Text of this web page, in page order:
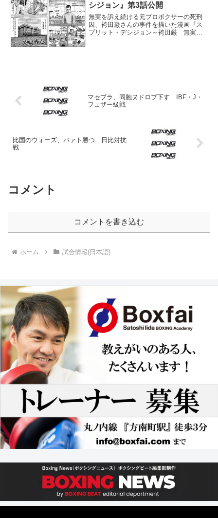
シジョン』第3話公開
無実を訴え続ける元プロボクサーの死刑
囚、袴田巌さんの事件を描いた漫画『ス
プリット・デシジョン～袴田厳 無実の
マセブラ、同胞ヌドロブ下す IBF・J・
フェザー級戦
比国のウォーズ、バァト勝つ 日比対抗
戦
コメント
コメントを書き込む
ホーム 試合情報(日本語)